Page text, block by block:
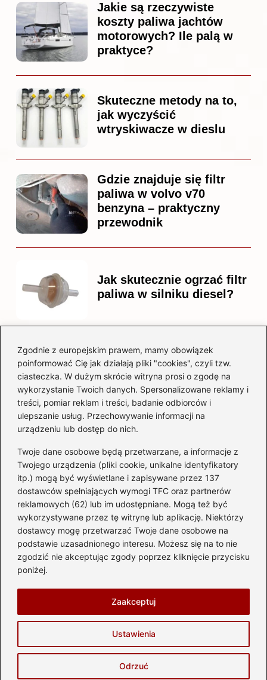
Zgodnie z europejskim prawem, mamy obowiązek
poinformować Cię jak działają pliki "cookies", czyli tzw.
ciasteczka. W dużym skrócie witryna prosi o zgodę na
wykorzystanie Twoich danych. Spersonalizowane reklamy i
treści, pomiar reklam i treści, badanie odbiorców i
ulepszanie usług. Przechowywanie informacji na
urządzeniu lub dostęp do nich.
Twoje dane osobowe będą przetwarzane, a informacje z
Twojego urządzenia (pliki cookie, unikalne identyfikatory
itp.) mogą być wyświetlane i zapisywane przez 137
dostawców spełniających wymogi TFC oraz partnerów
reklamowych (62) lub im udostępniane. Mogą też być
wykorzystywane przez tę witrynę lub aplikację. Niektórzy
dostawcy mogę przetwarzać Twoje dane osobowe na
podstawie uzasadnionego interesu. Możesz się na to nie
zgodzić nie akceptując zgody poprzez kliknięcie przycisku
poniżej.
Ustawienia
Odrzuć
Zaakceptuj
Jakie są rzeczywiste
koszty paliwa jachtów
motorowych? Ile palą w
praktyce?
Skuteczne metody na to,
jak wyczyścić
wtryskiwacze w dieslu
Gdzie znajduje się filtr
paliwa w volvo v70
benzyna – praktyczny
przewodnik
Jak skutecznie ogrzać filtr
paliwa w silniku diesel?
Czy warto kupować
diesla? Przewodnik dla
przyszłych właścicieli
Kategorie
Akumulator(74)
Benzyna i Diesel(87)
Motocykle(49)
Opony(81)
Prawo jazdy(77)
Samochody(237)
Silnik(83)
Copyright © 2026 automotostrefa.pl
Prywatność
Zasady użytkowania
Napisz do nas